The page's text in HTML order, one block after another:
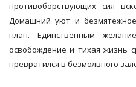
противоборствующих сил
Домашний уют и
план. Единственным
освобождение и тихая жизнь
превратился в безмолвного